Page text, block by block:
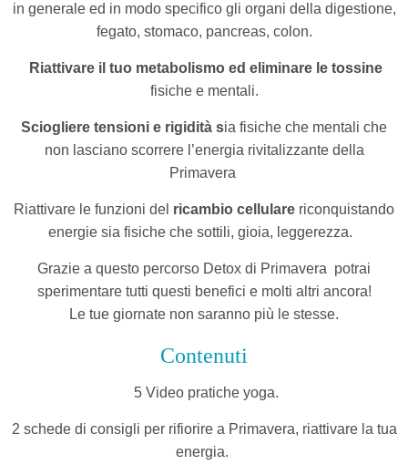
in generale ed in modo specifico gli organi della digestione,
fegato, stomaco, pancreas, colon.
Riattivare il tuo metabolismo ed eliminare le tossine
fisiche e mentali.
Sciogliere tensioni e rigidità sia fisiche che mentali che
non lasciano scorrere l’energia rivitalizzante della
Primavera
Riattivare le funzioni del ricambio cellulare riconquistando
energie sia fisiche che sottili, gioia, leggerezza.
Grazie a questo percorso Detox di Primavera potrai
sperimentare tutti questi benefici e molti altri ancora!
Le tue giornate non saranno più le stesse.
Contenuti
5 Video pratiche yoga.
2 schede di consigli per rifiorire a Primavera, riattivare la tua
energia.